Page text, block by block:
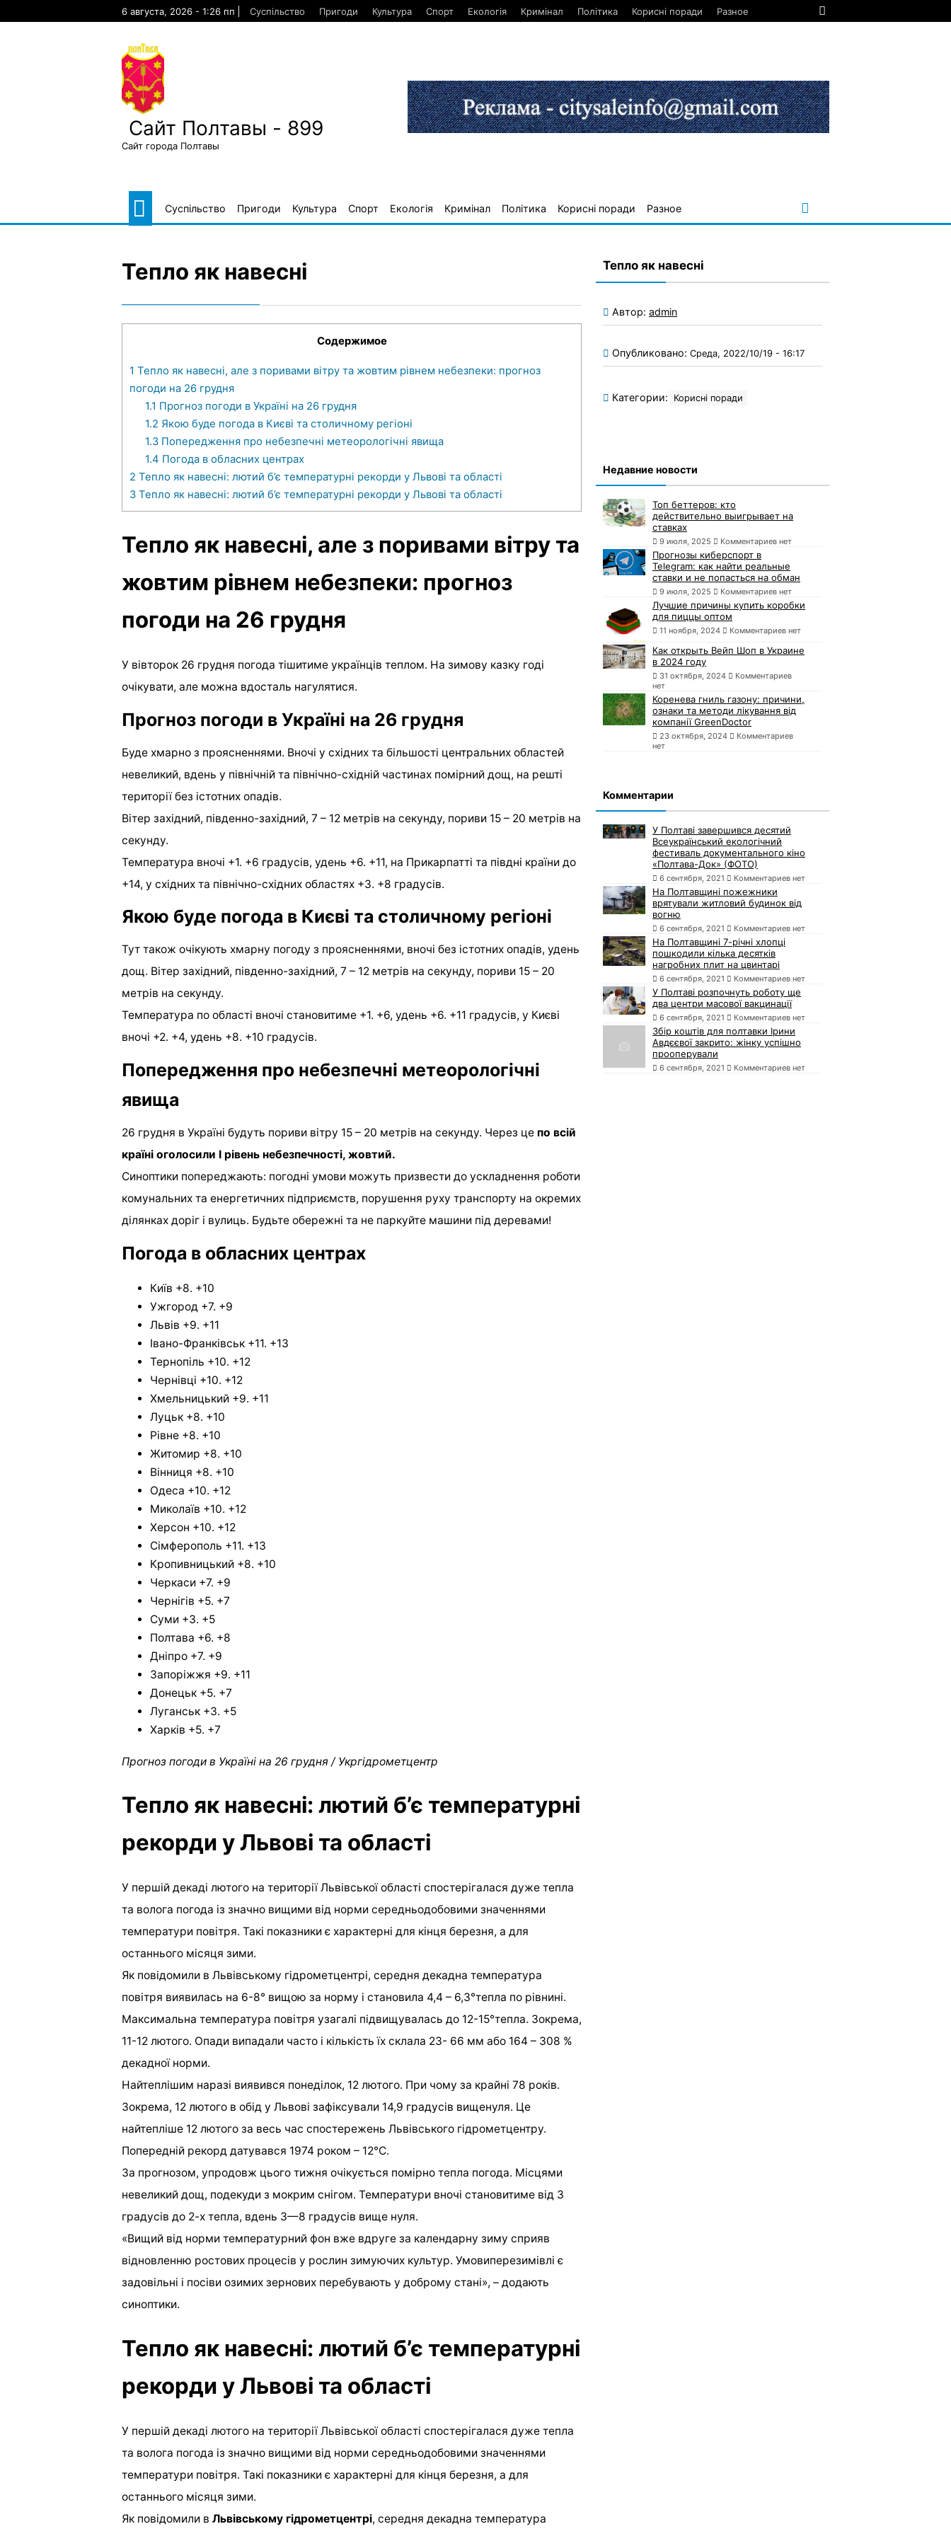
6 августа, 2026 - 1:26 пп Суспільство Пригоди Культура Спорт Екологія Кримінал Політика Корисні поради Разное
Сайт Полтавы - 899
Сайт города Полтавы
Суспільство Пригоди Культура Спорт Екологія Кримінал Політика Корисні поради Разное
Тепло як навесні
Содержимое
1 Тепло як навесні, але з поривами вітру та жовтим рівнем небезпеки: прогноз
погоди на 26 грудня
1.1 Прогноз погоди в Україні на 26 грудня
1.2 Якою буде погода в Києві та столичному регіоні
1.3 Попередження про небезпечні метеорологічні явища
1.4 Погода в обласних центрах
2 Тепло як навесні: лютий б’є температурні рекорди у Львові та області
3 Тепло як навесні: лютий б’є температурні рекорди у Львові та області
Тепло як навесні, але з поривами вітру та
жовтим рівнем небезпеки: прогноз
погоди на 26 грудня
У вівторок 26 грудня погода тішитиме українців теплом. На зимову казку годі
очікувати, але можна вдосталь нагулятися.
Прогноз погоди в Україні на 26 грудня
Буде хмарно з проясненнями. Вночі у східних та більшості центральних областей
невеликий, вдень у північній та північно-східній частинах помірний дощ, на решті
території без істотних опадів.
Вітер західний, південно-західний, 7 – 12 метрів на секунду, пориви 15 – 20 метрів на
секунду.
Температура вночі +1. +6 градусів, удень +6. +11, на Прикарпатті та півдні країни до
+14, у східних та північно-східних областях +3. +8 градусів.
Якою буде погода в Києві та столичному регіоні
Тут також очікують хмарну погоду з проясненнями, вночі без істотних опадів, удень
дощ. Вітер західний, південно-західний, 7 – 12 метрів на секунду, пориви 15 – 20
метрів на секунду.
Температура по області вночі становитиме +1. +6, удень +6. +11 градусів, у Києві
вночі +2. +4, удень +8. +10 градусів.
Попередження про небезпечні метеорологічні
явища
26 грудня в Україні будуть пориви вітру 15 – 20 метрів на секунду. Через це по всій
країні оголосили I рівень небезпечності, жовтий.
Синоптики попереджають: погодні умови можуть призвести до ускладнення роботи
комунальних та енергетичних підприємств, порушення руху транспорту на окремих
ділянках доріг і вулиць. Будьте обережні та не паркуйте машини під деревами!
Погода в обласних центрах
Київ +8. +10
Ужгород +7. +9
Львів +9. +11
Івано-Франківськ +11. +13
Тернопіль +10. +12
Чернівці +10. +12
Хмельницький +9. +11
Луцьк +8. +10
Рівне +8. +10
Житомир +8. +10
Вінниця +8. +10
Одеса +10. +12
Миколаїв +10. +12
Херсон +10. +12
Сімферополь +11. +13
Кропивницький +8. +10
Черкаси +7. +9
Чернігів +5. +7
Суми +3. +5
Полтава +6. +8
Дніпро +7. +9
Запоріжжя +9. +11
Донецьк +5. +7
Луганськ +3. +5
Харків +5. +7
Прогноз погоди в Україні на 26 грудня / Укргідрометцентр
Тепло як навесні: лютий б’є температурні
рекорди у Львові та області
У першій декаді лютого на території Львівської області спостерігалася дуже тепла
та волога погода із значно вищими від норми середньодобовими значеннями
температури повітря. Такі показники є характерні для кінця березня, а для
останнього місяця зими.
Як повідомили в Львівському гідрометцентрі, середня декадна температура
повітря виявилась на 6-8° вищою за норму і становила 4,4 – 6,3°тепла по рівнині.
Максимальна температура повітря узагалі підвищувалась до 12-15°тепла. Зокрема,
11-12 лютого. Опади випадали часто і кількість їх склала 23- 66 мм або 164 – 308 %
декадної норми.
Найтеплішим наразі виявився понеділок, 12 лютого. При чому за крайні 78 років.
Зокрема, 12 лютого в обід у Львові зафіксували 14,9 градусів вищенуля. Це
найтепліше 12 лютого за весь час спостережень Львівського гідрометцентру.
Попередній рекорд датувався 1974 роком – 12°С.
За прогнозом, упродовж цього тижня очікується помірно тепла погода. Місцями
невеликий дощ, подекуди з мокрим снігом. Температури вночі становитиме від 3
градусів до 2-х тепла, вдень 3—8 градусів вище нуля.
«Вищий від норми температурний фон вже вдруге за календарну зиму сприяв
відновленню ростових процесів у рослин зимуючих культур. Умовиперезимівлі є
задовільні і посіви озимих зернових перебувають у доброму стані», – додають
синоптики.
Тепло як навесні: лютий б’є температурні
рекорди у Львові та області
У першій декаді лютого на території Львівської області спостерігалася дуже тепла
та волога погода із значно вищими від норми середньодобовими значеннями
температури повітря. Такі показники є характерні для кінця березня, а для
останнього місяця зими.
Як повідомили в Львівському гідрометцентрі, середня декадна температура
Тепло як навесні
Автор: admin
Опубликовано: Среда, 2022/10/19 - 16:17
Категории: Корисні поради
Недавние новости
Топ беттеров: кто
действительно выигрывает на
ставках
9 июля, 2025 Комментариев нет
Прогнозы киберспорт в
Telegram: как найти реальные
ставки и не попасться на обман
9 июля, 2025 Комментариев нет
Лучшие причины купить коробки
для пиццы оптом
11 ноября, 2024 Комментариев нет
Как открыть Вейп Шоп в Украине
в 2024 году
31 октября, 2024
Комментариев
нет
Коренева гниль газону: причини,
ознаки та методи лікування від
компанії GreenDoctor
23 октября, 2024
Комментариев
нет
Комментарии
У Полтаві завершився десятий
Всеукраїнський екологічний
фестиваль документального кіно
«Полтава-Док» (ФОТО)
6 сентября, 2021 Комментариев нет
На Полтавщині пожежники
врятували житловий будинок від
вогню
6 сентября, 2021 Комментариев нет
На Полтавщині 7-річні хлопці
пошкодили кілька десятків
нагробних плит на цвинтарі
6 сентября, 2021 Комментариев нет
У Полтаві розпочнуть роботу ще
два центри масової вакцинації
6 сентября, 2021 Комментариев нет
Збір коштів для полтавки Ірини
Авдєєвої закрито: жінку успішно
прооперували
6 сентября, 2021 Комментариев нет